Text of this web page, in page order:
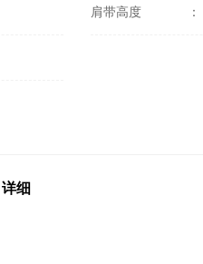
肩带高度 ：
详细